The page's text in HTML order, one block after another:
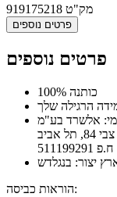
מק"ט 919175218
פרטים נוספים
פרטים נוספים
100% כותנה
הרגילה שלך
אלשרד בע"מ
אביב
ח.פ 511199291
יצור: בנגלדש
הוראות כביסה: